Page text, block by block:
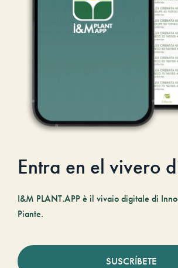
Entra en el vivero
I&M PLANT.APP è il vivaio digitale di
Piante.
SUSCRÍBETE